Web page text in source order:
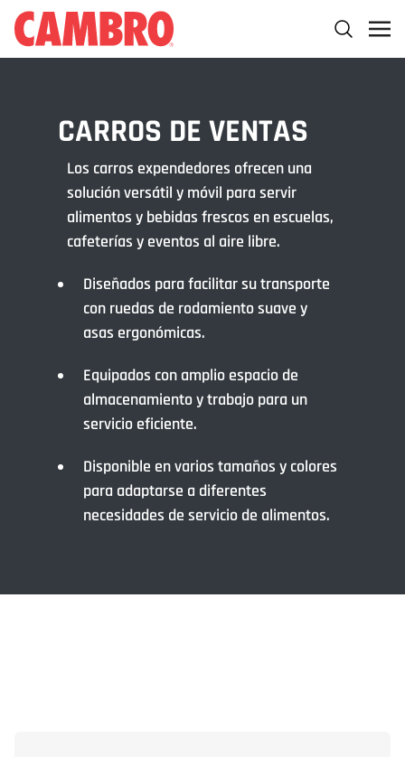
CARROS DE VENTAS
Los carros expendedores ofrecen una
solución versátil y móvil para servir
alimentos y bebidas frescos en escuelas,
cafeterías y eventos al aire libre.
Diseñados para facilitar su transporte
con ruedas de rodamiento suave y
asas ergonómicas.
Equipados con amplio espacio de
almacenamiento y trabajo para un
servicio eficiente.
Disponible en varios tamaños y colores
para adaptarse a diferentes
necesidades de servicio de alimentos.